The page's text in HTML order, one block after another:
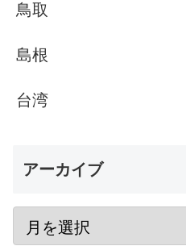
鳥取
島根
台湾
アーカイブ